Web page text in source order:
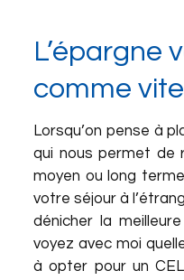
L’épargne
comme
Lorsqu’on pense à
qui nous permet de
moyen ou long
votre séjour à
dénicher la
voyez avec moi
à opter pour un